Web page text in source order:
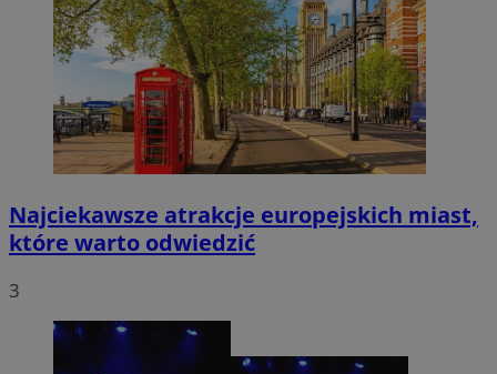
Najciekawsze atrakcje europejskich miast,
które warto odwiedzić
3